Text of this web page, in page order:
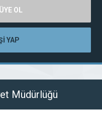
OL
YAP
Müdürlüğü